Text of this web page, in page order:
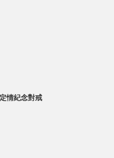
情紀念對戒